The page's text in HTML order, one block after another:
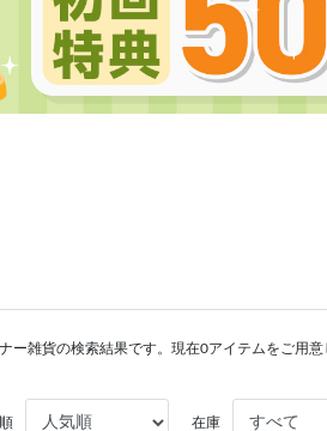
ー雑貨の検索結果です。現在0アイテムをご用意
在庫